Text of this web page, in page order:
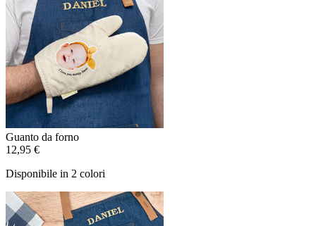
Guanto da forno
12,95 €
Disponibile in 2 colori